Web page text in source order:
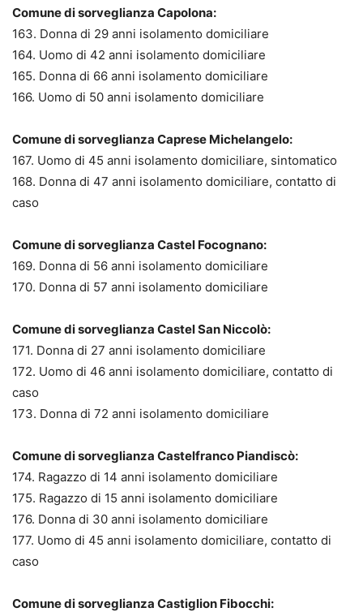
Comune di sorveglianza Capolona:
163. Donna di 29 anni isolamento domiciliare
164. Uomo di 42 anni isolamento domiciliare
165. Donna di 66 anni isolamento domiciliare
166. Uomo di 50 anni isolamento domiciliare
Comune di sorveglianza Caprese Michelangelo:
167. Uomo di 45 anni isolamento domiciliare, sintomatico
168. Donna di 47 anni isolamento domiciliare, contatto di
caso
Comune di sorveglianza Castel Focognano:
169. Donna di 56 anni isolamento domiciliare
170. Donna di 57 anni isolamento domiciliare
Comune di sorveglianza Castel San Niccolò:
171. Donna di 27 anni isolamento domiciliare
172. Uomo di 46 anni isolamento domiciliare, contatto di
caso
173. Donna di 72 anni isolamento domiciliare
Comune di sorveglianza Castelfranco Piandiscò:
174. Ragazzo di 14 anni isolamento domiciliare
175. Ragazzo di 15 anni isolamento domiciliare
176. Donna di 30 anni isolamento domiciliare
177. Uomo di 45 anni isolamento domiciliare, contatto di
caso
Comune di sorveglianza Castiglion Fibocchi: